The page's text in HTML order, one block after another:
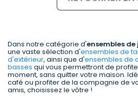
Dans notre catégorie d'ensembles
une vaste sélection d'ensembles de
d'extérieur, ainsi que d'ensembles de
basses qui vous permettront de
moment, sans quitter votre maison.
café ou profiter de la compagnie de
amis, choisissez le vôtre !